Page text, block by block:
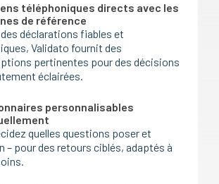
téléphoniques directs avec les
de référence
des déclarations fiables et
Validato fournit des
pertinentes pour des décisions
éclairées.
personnalisables
quelles questions poser et
– pour des retours ciblés, adaptés à